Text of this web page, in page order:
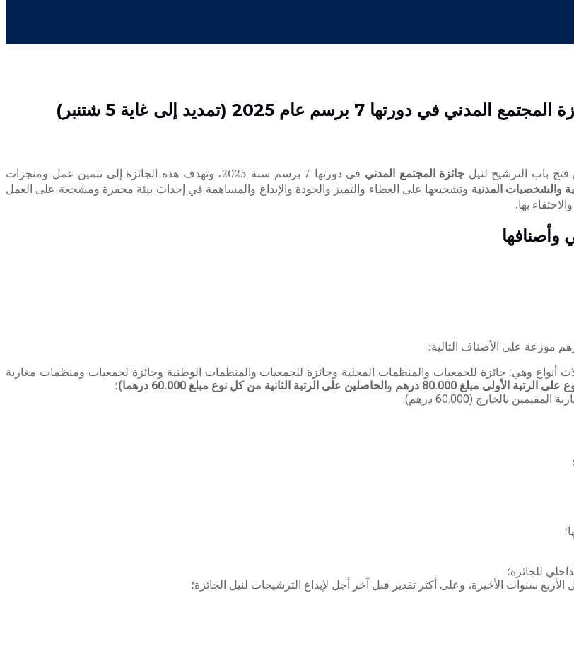
7 برسم عام 2025 (تمديد إلى غاية 5 شتنبر)
فتح باب الترشيح لنيل جائزة المجتمع المدني في دورتها 7 برسم سنة 2025، وتهدف هذه الجائزة إلى تثمين عمل ومنجزات
والشخصيات المدنية وتشجيعها على العطاء والتميز والجودة والإبداع والمساهمة في إحداث بيئة محفزة ومشجعة على العمل
بها.
موزعة على الأصناف التالية:
أنواع وهي: جائزة للجمعيات والمنظمات المحلية وجائزة للجمعيات والمنظمات الوطنية وجائزة لجمعيات ومنظمات مغاربة
الأولى مبلغ 80.000 درهم والحاصلين على الرتبة الثانية من كل نوع مبلغ 60.000 درهما)
؛
للجائزة؛
سنوات الأخيرة، وعلى أكثر تقدير قبل آخر أجل لإيداع الترشيحات لنيل الجائزة؛